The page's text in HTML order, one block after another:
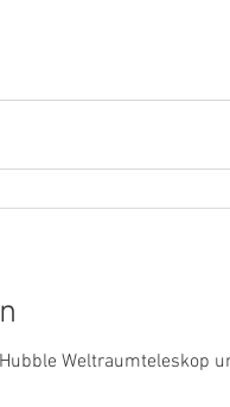
Weltraumteleskop